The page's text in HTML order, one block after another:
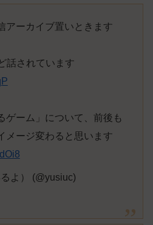
アーカイブ置いときます
話されています
ゲーム」について、前後も
メージ変わると思います
よ） (@yusiuc)